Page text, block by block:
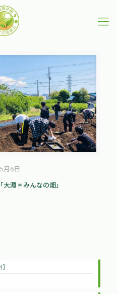
月6日
淵＊みんなの畑」